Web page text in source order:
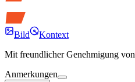
Bild
Kontext
Mit freundlicher Genehmigung von
Anmerkungen